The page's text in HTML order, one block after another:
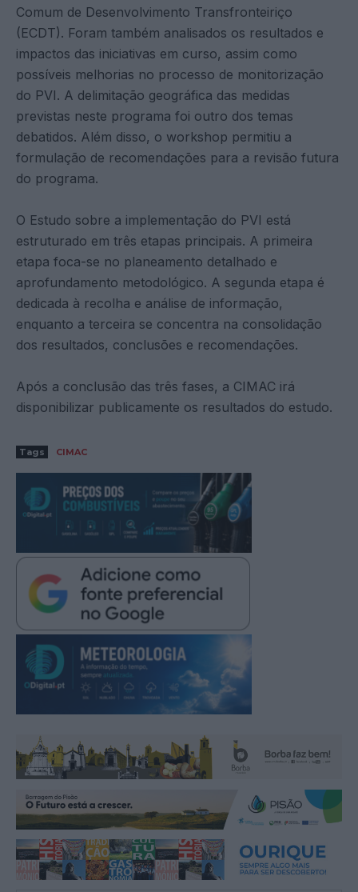
Comum de Desenvolvimento Transfronteiriço
(ECDT). Foram também analisados os resultados e
impactos das iniciativas em curso, assim como
possíveis melhorias no processo de monitorização
do PVI. A delimitação geográfica das medidas
previstas neste programa foi outro dos temas
debatidos. Além disso, o workshop permitiu a
formulação de recomendações para a revisão futura
do programa.
O Estudo sobre a implementação do PVI está
estruturado em três etapas principais. A primeira
etapa foca-se no planeamento detalhado e
aprofundamento metodológico. A segunda etapa é
dedicada à recolha e análise de informação,
enquanto a terceira se concentra na consolidação
dos resultados, conclusões e recomendações.
Após a conclusão das três fases, a CIMAC irá
disponibilizar publicamente os resultados do estudo.
Tags CIMAC